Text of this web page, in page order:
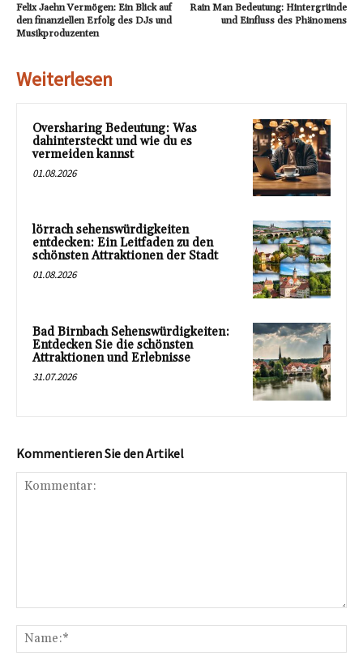
Felix Jaehn Vermögen: Ein Blick auf
den finanziellen Erfolg des DJs und
Musikproduzenten
Rain Man Bedeutung: Hintergründe
und Einfluss des Phänomens
Weiterlesen
Oversharing Bedeutung: Was
dahintersteckt und wie du es
vermeiden kannst
01.08.2026
lörrach sehenswürdigkeiten
entdecken: Ein Leitfaden zu den
schönsten Attraktionen der Stadt
01.08.2026
Bad Birnbach Sehenswürdigkeiten:
Entdecken Sie die schönsten
Attraktionen und Erlebnisse
31.07.2026
Kommentieren Sie den Artikel